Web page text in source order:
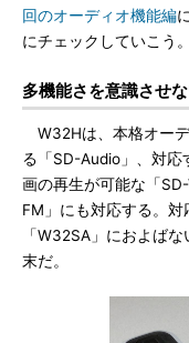
回のオーディオ機能編
にチェックしていこう。
多機能さを意識させ
W32Hは、本格オー
る「SD-Audio」、対応
画の再生が可能な「
FM」にも対応する。
「W32SA」におよば
末だ。